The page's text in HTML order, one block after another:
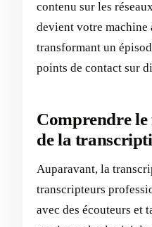
contenu sur les
devient votre
transformant un
points de contact sur
Comprendre
de la
Auparavant, la
transcripteurs
avec des écouteurs et